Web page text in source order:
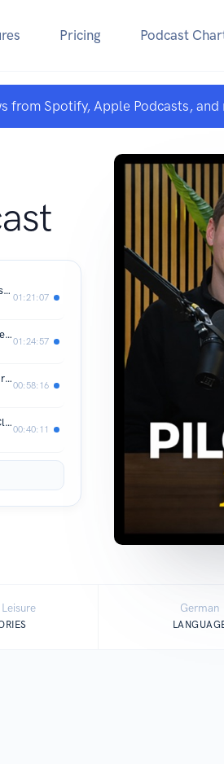
Pricing Podcast
from Spotify, Apple Podcasts, and
Pilot's Club Podcast #03 Frans Bosch: Wie man Gebirgsflug als Privatpilot richtig angeht
01:21:07
Pilot's Club Podcast #02 Thomas Paessens: Wie man den Atlantik in einem einmotorigen Flugzeug quert
01:24:57
Pilot's Club Podcast #01 Eike Doden: Über Flugzeugwartung, eine neue Beech Bonanza & die AERO 2026
00:58:16
Der neue Pilot's Club Podcast #00 - Wie entstand der Club und wer ist eigentlich true.airspeed?
00:40:11
German